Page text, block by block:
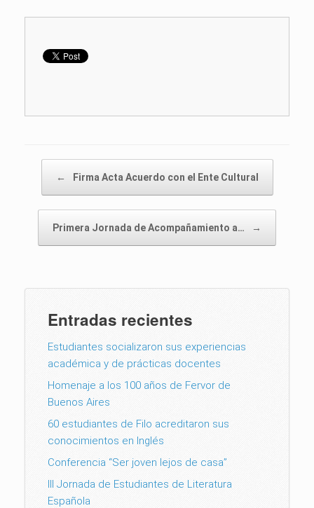
← Firma Acta Acuerdo con el Ente Cultural
Primera Jornada de Acompañamiento a… →
Entradas recientes
Estudiantes socializaron sus experiencias
académica y de prácticas docentes
Homenaje a los 100 años de Fervor de
Buenos Aires
60 estudiantes de Filo acreditaron sus
conocimientos en Inglés
Conferencia “Ser joven lejos de casa”
III Jornada de Estudiantes de Literatura
Española